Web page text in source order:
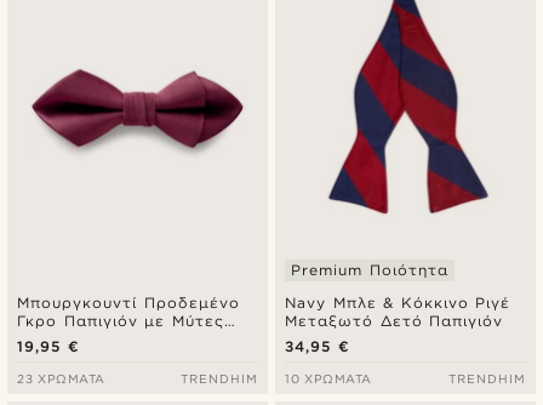
Μπουργκουντί Προδεμένο
Γκρο Παπιγιόν με Μύτες
Diamond
19,95 €
23 ΧΡΏΜΑΤΑ TRENDHIM
Navy Μπλε & Κόκκινο Ριγέ
Μεταξωτό Δετό Παπιγιόν
Premium Ποιότητα
34,95 €
10 ΧΡΏΜΑΤΑ TRENDHIM